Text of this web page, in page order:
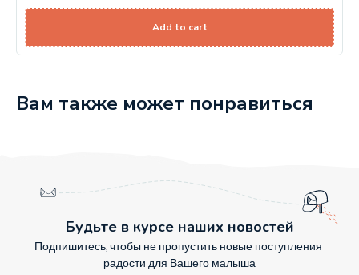
Add to cart
Вам также может понравиться
Будьте в курсе наших новостей
Подпишитесь, чтобы не пропустить новые поступления
радости для Вашего малыша